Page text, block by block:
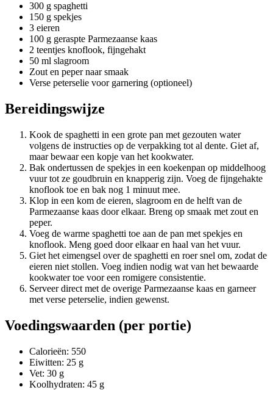
300 g spaghetti
150 g spekjes
3 eieren
100 g geraspte Parmezaanse kaas
2 teentjes knoflook, fijngehakt
50 ml slagroom
Zout en peper naar smaak
Verse peterselie voor garnering (optioneel)
Bereidingswijze
Kook de spaghetti in een grote pan met gezouten water
volgens de instructies op de verpakking tot al dente. Giet af,
maar bewaar een kopje van het kookwater.
Bak ondertussen de spekjes in een koekenpan op middelhoog
vuur tot ze goudbruin en knapperig zijn. Voeg de fijngehakte
knoflook toe en bak nog 1 minuut mee.
Klop in een kom de eieren, slagroom en de helft van de
Parmezaanse kaas door elkaar. Breng op smaak met zout en
peper.
Voeg de warme spaghetti toe aan de pan met spekjes en
knoflook. Meng goed door elkaar en haal van het vuur.
Giet het eimengsel over de spaghetti en roer snel om, zodat de
eieren niet stollen. Voeg indien nodig wat van het bewaarde
kookwater toe voor een romigere consistentie.
Serveer direct met de overige Parmezaanse kaas en garneer
met verse peterselie, indien gewenst.
Voedingswaarden (per portie)
Calorieën: 550
Eiwitten: 25 g
Vet: 30 g
Koolhydraten: 45 g